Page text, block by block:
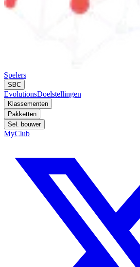
Spelers
SBC
EvolutionsDoelstellingen
Klassementen
Pakketten
Sel. bouwer
MyClub